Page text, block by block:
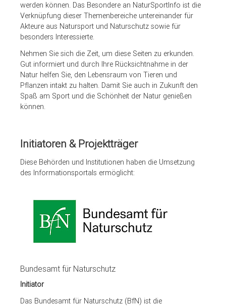
werden können. Das Besondere an NaturSportInfo ist die
Verknüpfung dieser Themenbereiche untereinander für
Akteure aus Natursport und Naturschutz sowie für
besonders Interessierte.
Nehmen Sie sich die Zeit, um diese Seiten zu erkunden.
Gut informiert und durch Ihre Rücksichtnahme in der
Natur helfen Sie, den Lebensraum von Tieren und
Pflanzen intakt zu halten. Damit Sie auch in Zukunft den
Spaß am Sport und die Schönheit der Natur genießen
können.
Initiatoren & Projektträger
Diese Behörden und Institutionen haben die Umsetzung
des Informationsportals ermöglicht:
Bundesamt für Naturschutz
Initiator
Das Bundesamt für Naturschutz (BfN) ist die